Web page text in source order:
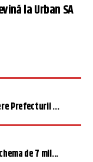
la Urban SA
Prefecturii ...
de 7 mil...